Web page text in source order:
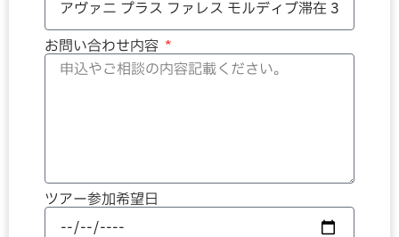
お問い合わせ内容
ツアー参加希望日